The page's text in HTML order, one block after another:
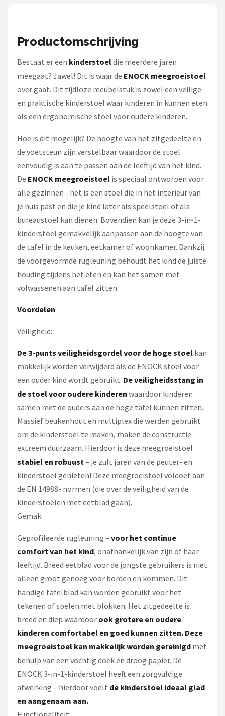
Productomschrijving
Bestaat er een kinderstoeldie meerdere jaren
meegaat? Jawel! Dit is waar de ENOCK meegroeistoel
over gaat. Dit tijdloze meubelstuk is zowel een veilige
en praktische kinderstoel waar kinderen in kunnen eten
als een ergonomische stoel voor oudere kinderen.
Hoe is dit mogelijk? De hoogte van het zitgedeelte en
de voetsteun zijn verstelbaar waardoor de stoel
eenvoudig is aan te passen aan de leeftijd van het kind.
De ENOCK meegroeistoel is speciaal ontworpen voor
alle gezinnen - het is een stoel die in het interieur van
je huis past en die je kind later als speelstoel of als
bureaustoel kan dienen. Bovendien kan je deze 3-in-1-
kinderstoel gemakkelijk aanpassen aan de hoogte van
de tafel in de keuken, eetkamer of woonkamer. Dankzij
de voorgevormde rugleuning behoudt het kind de juiste
houding tijdens het eten en kan het samen met
volwassenen aan tafel zitten.
Voordelen
Veiligheid:
De 3-punts veiligheidsgordel voor de hoge stoel kan
makkelijk worden verwijderd als de ENOCK stoel voor
een ouder kind wordt gebruikt. De veiligheidsstang in
de stoel voor oudere kinderen waardoor kinderen
samen met de ouders aan de hoge tafel kunnen zitten.
Massief beukenhout en multiplex die werden gebruikt
om de kinderstoel te maken, maken de constructie
extreem duurzaam. Hierdoor is deze meegroeistoel
stabiel en robuust– je zult jaren van de peuter- en
kinderstoel genieten! Deze meegroeistoel voldoet aan
de EN 14988- normen (die over de veiligheid van de
kinderstoelen met eetblad gaan).
Gemak:
Geprofileerde rugleuning – voor het continue
comfort van het kind, onafhankelijk van zijn of haar
leeftijd. Breed eetblad voor de jongste gebruikers is niet
alleen groot genoeg voor borden en kommen. Dit
handige tafelblad kan worden gebruikt voor het
tekenen of spelen met blokken. Het zitgedeelte is
breed en diep waardoor ook grotere en oudere
kinderen comfortabel en goed kunnen zitten. Deze
meegroeistoel kan makkelijk worden gereinigd met
behulp van een vochtig doek en droog papier. De
ENOCK 3-in-1-kinderstoel heeft een zorgvuldige
afwerking – hierdoor voelt de kinderstoel ideaal glad
en aangenaam aan.